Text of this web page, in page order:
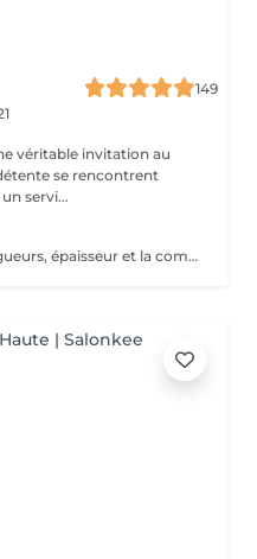
149
véritable invitation au
se rencontrent
un servi...
Les prix peuvent varier selon longueurs, épaisseur et la complexité du travail.